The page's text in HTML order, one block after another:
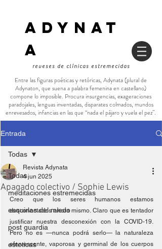
ADYNAT
a
reveses de clínicas estremecidas
Entre las figuras poéticas y retóricas, Adynata (plural de
Adynaton, que suena a palabra femenina en castellano)
compone lo imposible. Procura insurgencias, exageraciones
paradojales, lenguas inventadas, disparates colmados, mundos
enrevesados, infancias en las que “nada el pájaro y vuela el pez”.
Entrada
Todas
meditaciones estremecidas
esquirlas del miedo
post guardia
esteticas
Todas
Apagado colectivo / Sophie Lewis
Revista Adynata
4 jun 2025
Creo que los seres humanos estamos
desconectados ahora mismo. Claro que es tentador
justificar nuestra desconexión con la COVID-19.
Pero no es —nunca podrá serlo— la naturaleza
efervescente, vaporosa y germinal de los cuerpos